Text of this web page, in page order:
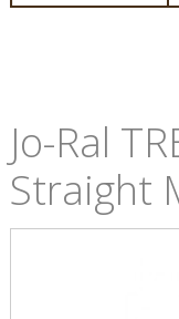
Jo-Ral
Straight